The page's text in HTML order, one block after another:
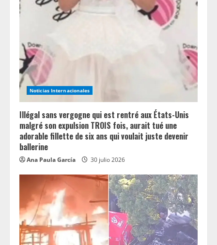
Noticias Internacionales
Illégal sans vergogne qui est rentré aux États-Unis
malgré son expulsion TROIS fois, aurait tué une
adorable fillette de six ans qui voulait juste devenir
ballerine
Ana Paula García 30 julio 2026